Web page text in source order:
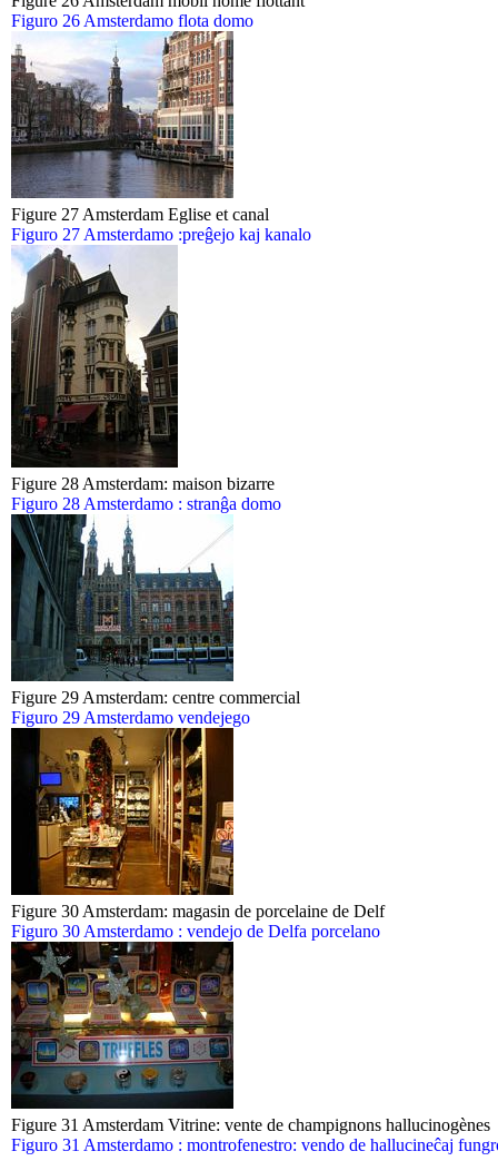
Figuro 26 Amsterdamo flota domo
Figure 27 Amsterdam Eglise et canal
Figuro 27 Amsterdamo :preĝejo kaj kanalo
Figure 28 Amsterdam: maison bizarre
Figuro 28 Amsterdamo : stranĝa domo
Figure 29 Amsterdam: centre commercial
Figuro 29 Amsterdamo vendejego
Figure 30 Amsterdam: magasin de porcelaine de Delf
Figuro 30 Amsterdamo : vendejo de Delfa porcelano
Figure 31 Amsterdam Vitrine: vente de champignons hallucinogènes
Figuro 31 Amsterdamo : montrofenestro: vendo de hallucineĉaj